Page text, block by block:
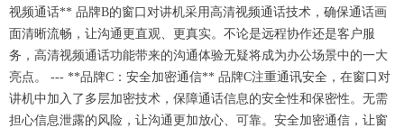
视频通话** 品牌B的窗口对讲机采用高清视频通话技术，确保通话画
面清晰流畅，让沟通更直观、更真实。不论是远程协作还是客户服
务，高清视频通话功能带来的沟通体验无疑将成为办公场景中的一大
亮点。 --- **品牌C：安全加密通信** 品牌C注重通讯安全，在窗口对
讲机中加入了多层加密技术，保障通话信息的安全性和保密性。无需
担心信息泄露的风险，让沟通更加放心、可靠。安全加密通信，让窗